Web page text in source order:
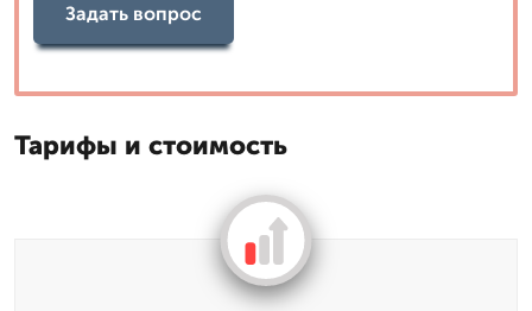
Задать вопрос
Тарифы и стоимость